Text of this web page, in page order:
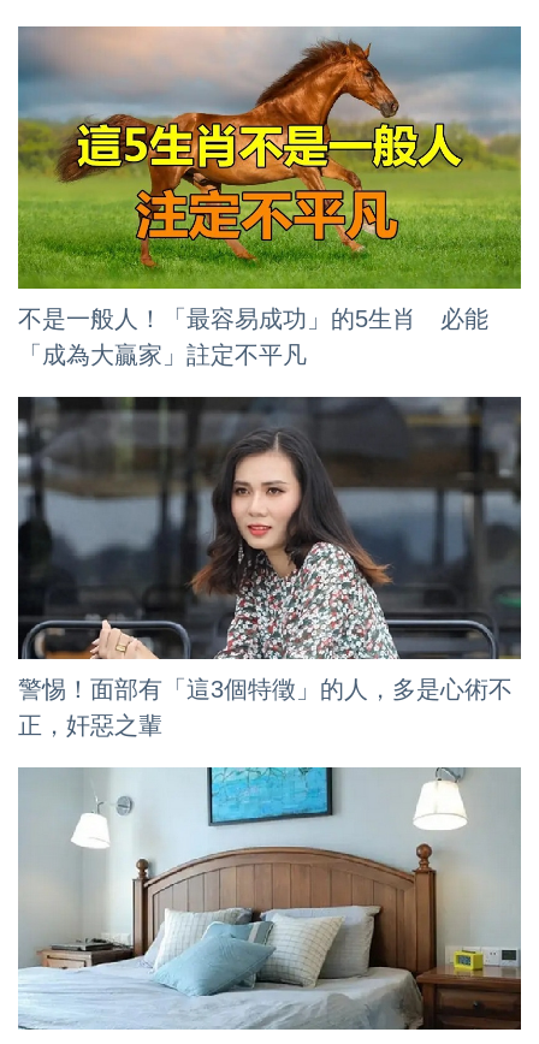
不是一般人！「最容易成功」的5生肖 必能
「成為大贏家」註定不平凡
警惕！面部有「這3個特徵」的人，多是心術不
正，奸惡之輩